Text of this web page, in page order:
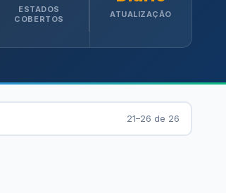
ESTADOS
COBERTOS
ATUALIZAÇÃO
21–26 de 26